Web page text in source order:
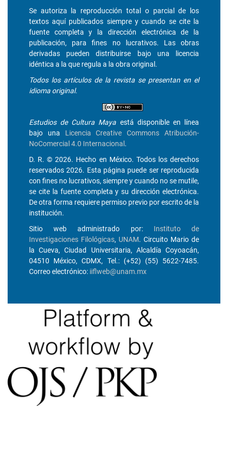
Se autoriza la reproducción total o parcial de los
textos aquí publicados siempre y cuando se cite la
fuente completa y la dirección electrónica de la
publicación, para fines no lucrativos. Las obras
derivadas pueden distribuirse bajo una licencia
idéntica a la que regula a la obra original.
Todos los artículos de la revista se presentan en el
idioma original.
Estudios de Cultura Maya está disponible en línea
bajo una Licencia Creative Commons Atribución-
NoComercial 4.0 Internacional .
D. R. © 2026. Hecho en México. Todos los derechos
reservados 2026. Esta página puede ser reproducida
con fines no lucrativos, siempre y cuando no se mutile,
se cite la fuente completa y su dirección electrónica.
De otra forma requiere permiso previo por escrito de la
institución.
Sitio web administrado por: Instituto de
Investigaciones Filológicas, UNAM. Circuito Mario de
la Cueva, Ciudad Universitaria, Alcaldía Coyoacán,
04510 México, CDMX, Tel.: (+52) (55) 5622-7485.
Correo electrónico: iiflweb@unam.mx